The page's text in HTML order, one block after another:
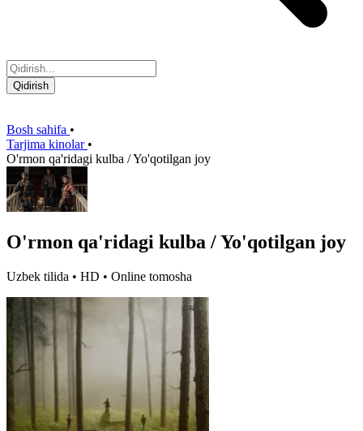
Qidirish
Bosh sahifa •
Tarjima kinolar •
O'rmon qa'ridagi kulba / Yo'qotilgan joy
O'rmon qa'ridagi kulba / Yo'qotilgan joy
Uzbek tilida • HD • Online tomosha